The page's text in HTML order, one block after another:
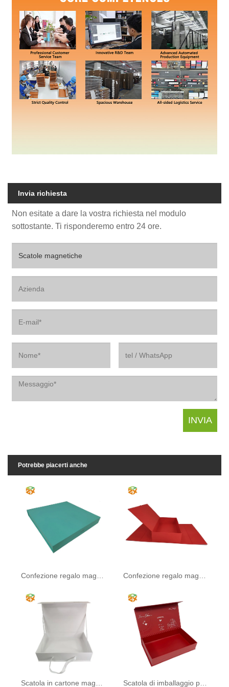
Invia richiesta
Non esitate a dare la vostra richiesta nel modulo
sottostante. Ti risponderemo entro 24 ore.
Potrebbe piacerti anche
Confezione regalo magnetica di lusso Confezione regalo magnetica rossa
Scatola in cartone magnetico riciclato Scatola di imballaggio per biancheria intima